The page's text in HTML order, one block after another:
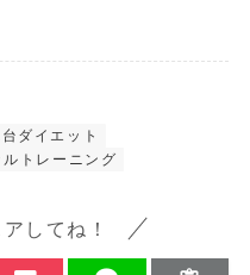
ダイエット
トレーニング
してね！